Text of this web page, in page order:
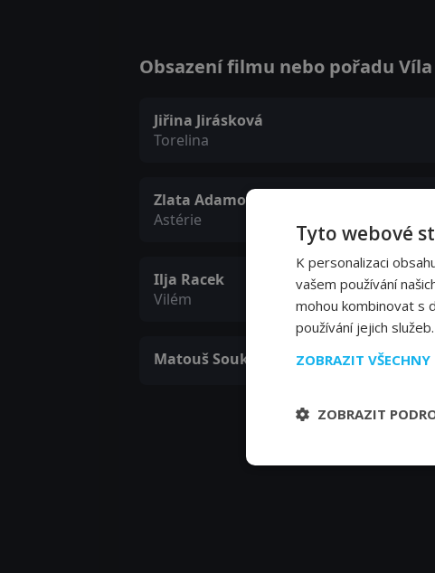
Obsazení filmu nebo pořadu
Jiřina Jirásková
Torelina
Zlata Adamovská
Astérie
Ilja Racek
Vilém
Matouš Soukenka
Tyto webové
K personalizaci
vašem používání
mohou kombinovat s
používání jejich služeb.
ZOBRAZIT VŠECHNY
ZOBRAZIT